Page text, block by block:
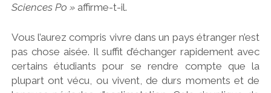
Sciences Po »affirme-t-il.
Vous l’aurez compris vivre dans un pays étranger n’est
pas chose aisée. Il suffit d’échanger rapidement avec
certains étudiants pour se rendre compte que la
plupart ont vécu, ou vivent, de durs moments et de